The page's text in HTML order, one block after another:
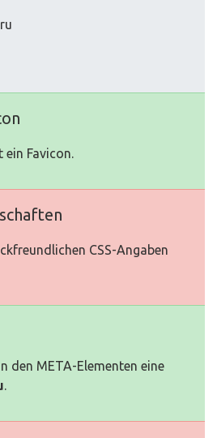
ein Favicon.
CSS-Angaben
den META-Elementen eine
.